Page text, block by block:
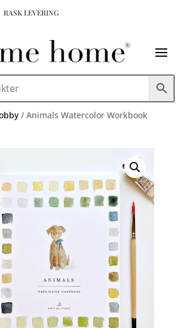
RASK LEVERING
/ Animals Watercolor Workbook